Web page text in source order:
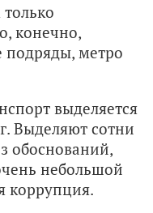
конечно,
подряды, метро
выделяется
Выделяют сотни
обоснований,
небольшой
коррупция.